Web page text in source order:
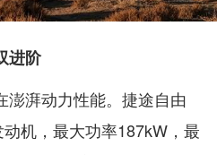
进阶
澎湃动力性能。捷途自由
机，最大功率187kW，最